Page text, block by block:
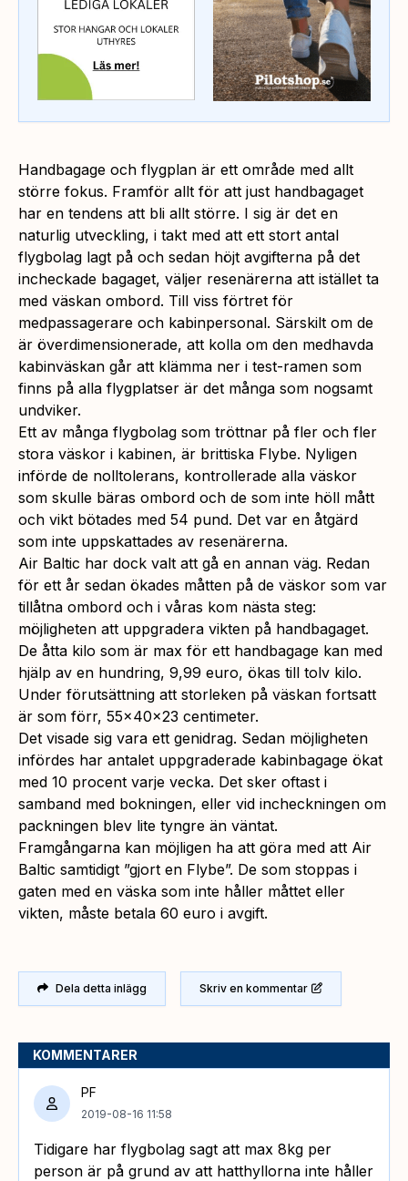
Handbagage och flygplan är ett område med allt
större fokus. Framför allt för att just handbagaget
har en tendens att bli allt större. I sig är det en
naturlig utveckling, i takt med att ett stort antal
flygbolag lagt på och sedan höjt avgifterna på det
incheckade bagaget, väljer resenärerna att istället ta
med väskan ombord. Till viss förtret för
medpassagerare och kabinpersonal. Särskilt om de
är överdimensionerade, att kolla om den medhavda
kabinväskan går att klämma ner i test-ramen som
finns på alla flygplatser är det många som nogsamt
undviker.
Ett av många flygbolag som tröttnar på fler och fler
stora väskor i kabinen, är brittiska Flybe. Nyligen
införde de nolltolerans, kontrollerade alla väskor
som skulle bäras ombord och de som inte höll mått
och vikt bötades med 54 pund. Det var en åtgärd
som inte uppskattades av resenärerna.
Air Baltic har dock valt att gå en annan väg. Redan
för ett år sedan ökades måtten på de väskor som var
tillåtna ombord och i våras kom nästa steg:
möjligheten att uppgradera vikten på handbagaget.
De åtta kilo som är max för ett handbagage kan med
hjälp av en hundring, 9,99 euro, ökas till tolv kilo.
Under förutsättning att storleken på väskan fortsatt
är som förr, 55x40x23 centimeter.
Det visade sig vara ett genidrag. Sedan möjligheten
infördes har antalet uppgraderade kabinbagage ökat
med 10 procent varje vecka. Det sker oftast i
samband med bokningen, eller vid incheckningen om
packningen blev lite tyngre än väntat.
Framgångarna kan möjligen ha att göra med att Air
Baltic samtidigt ”gjort en Flybe”. De som stoppas i
gaten med en väska som inte håller måttet eller
vikten, måste betala 60 euro i avgift.
Dela detta inlägg Skriv en kommentar
KOMMENTARER
PF
2019-08-16 11:58
Tidigare har flygbolag sagt att max 8kg per
person är på grund av att hatthyllorna inte håller